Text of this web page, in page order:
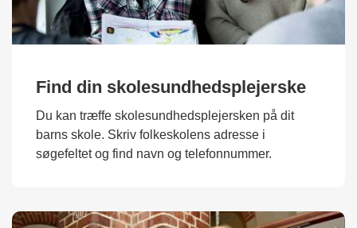
Find din skolesundhedsplejerske
Du kan træffe skolesundhedsplejersken på dit
barns skole. Skriv folkeskolens adresse i
søgefeltet og find navn og telefonnummer.